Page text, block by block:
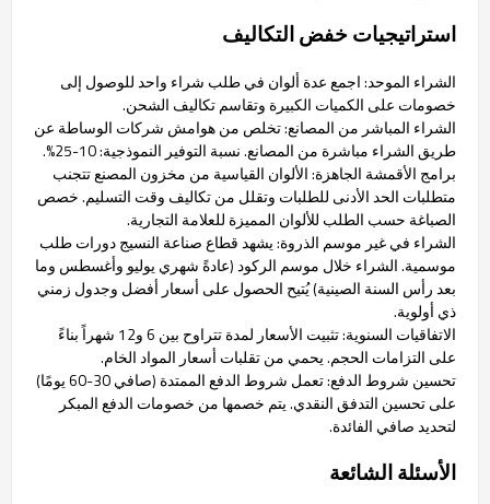
استراتيجيات خفض التكاليف
الشراء الموحد: اجمع عدة ألوان في طلب شراء واحد للوصول إلى
خصومات على الكميات الكبيرة وتقاسم تكاليف الشحن.
الشراء المباشر من المصانع: تخلص من هوامش شركات الوساطة عن
طريق الشراء مباشرة من المصانع. نسبة التوفير النموذجية: 10-25%.
برامج الأقمشة الجاهزة: الألوان القياسية من مخزون المصنع تتجنب
متطلبات الحد الأدنى للطلبات وتقلل من تكاليف وقت التسليم. خصص
الصباغة حسب الطلب للألوان المميزة للعلامة التجارية.
الشراء في غير موسم الذروة: يشهد قطاع صناعة النسيج دورات طلب
موسمية. الشراء خلال موسم الركود (عادةً شهري يوليو وأغسطس وما
بعد رأس السنة الصينية) يُتيح الحصول على أسعار أفضل وجدول زمني
ذي أولوية.
الاتفاقيات السنوية: تثبيت الأسعار لمدة تتراوح بين 6 و12 شهراً بناءً
على التزامات الحجم. يحمي من تقلبات أسعار المواد الخام.
تحسين شروط الدفع: تعمل شروط الدفع الممتدة (صافي 30-60 يومًا)
على تحسين التدفق النقدي. يتم خصمها من خصومات الدفع المبكر
لتحديد صافي الفائدة.
الأسئلة الشائعة